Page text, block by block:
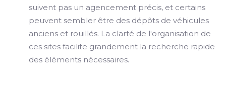
suivent pas un agencement précis, et certains
peuvent sembler être des dépôts de véhicules
anciens et rouillés. La clarté de l'organisation de
ces sites facilite grandement la recherche rapide
des éléments nécessaires.